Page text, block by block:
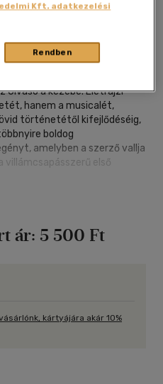
Megosztom
nyelvű|kötve|590 oldal
a kezébe. Életrajzi
hanem a musicalét,
történetétől kifejlődéséig,
boldog
amelyben a szerző vallja
első
a beteljesülést, a
amelyben a műfaj
a musical legnagyobb
ár: 5 500 Ft
kártyájára akár 10%
Kft. adatkezelési
Rendben